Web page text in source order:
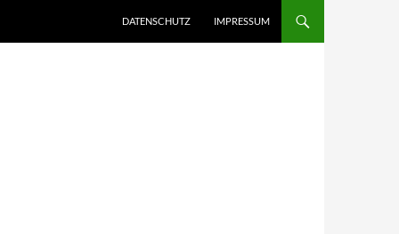
DATENSCHUTZ IMPRESSUM